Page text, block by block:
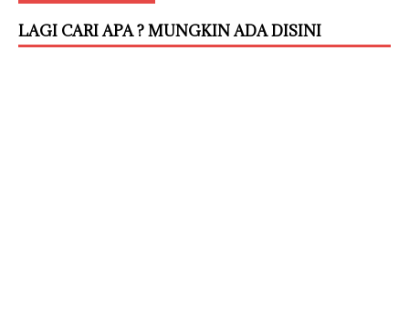
LAGI CARI APA ? MUNGKIN ADA DISINI